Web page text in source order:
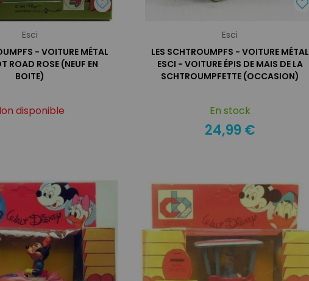
Esci
- VOITURE MÉTAL
ROAD ROSE (NEUF EN
BOITE)
disponible
Esci
LES SCHTROUMPFS - VOITURE MÉTAL
ESCI - VOITURE ÉPIS DE MAIS DE LA
SCHTROUMPFETTE (OCCASION)
En stock
24,99 €